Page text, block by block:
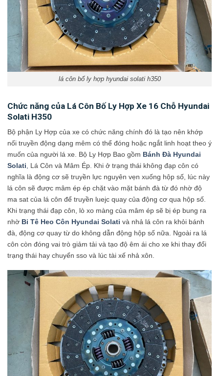
lá côn bố ly hợp hyundai solati h350
Chức năng của Lá Côn Bố Ly Hợp Xe 16 Chỗ Hyundai
Solati H350
Bộ phận Ly Hợp của xe có chức năng chính đó là tạo nên khớp
nối truyền động dạng mêm có thể đóng hoặc ngắt linh hoạt theo ý
muốn của người lá xe. Bộ Ly Hợp Bao gồm Bánh Đà Hyundai
Solati
Lá Côn và Mâm Ép. Khi ở trạng thái không đạp côn có
nghĩa là động cơ sẽ truyền lực nguyên vẹn xuống hộp số, lúc này
lá côn sẽ được mâm ép ép chặt vào mặt bánh đà từ đó nhờ độ
ma sat của lá côn để truyền luejc quay của động cơ qua hộp số.
Khi trạng thái đạp côn, lò xo màng của mâm ép sẽ bị ép bung ra
nhờ Bi Tê Heo Côn Hyundai Solati và nhả lá côn ra khỏi bánh
đà, động cơ quay từ do không dẫn động hộp số nữa. Ngoài ra lá
côn còn đóng vai trò giảm tải và tạo độ êm ái cho xe khi thay đổi
trạng thái hay chuyển sso và lúc tài xế nhả xôn.